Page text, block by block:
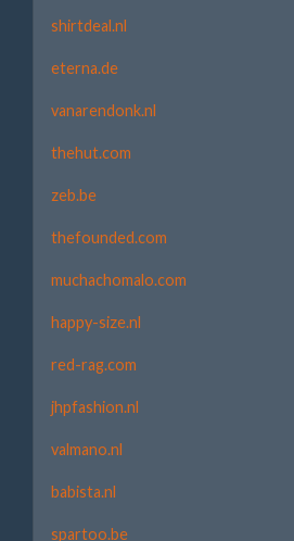
shirtdeal.nl
eterna.de
vanarendonk.nl
thehut.com
zeb.be
thefounded.com
muchachomalo.com
happy-size.nl
red-rag.com
jhpfashion.nl
valmano.nl
babista.nl
spartoo.be